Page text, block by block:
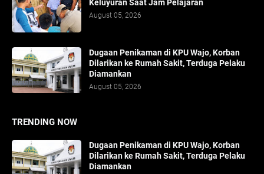
Keluyuran Saat Jam Pelajaran
August 05, 2026
Dugaan Penikaman di KPU Wajo, Korban
Dilarikan ke Rumah Sakit, Terduga Pelaku
Diamankan
August 05, 2026
TRENDING NOW
Dugaan Penikaman di KPU Wajo, Korban
Dilarikan ke Rumah Sakit, Terduga Pelaku
Diamankan